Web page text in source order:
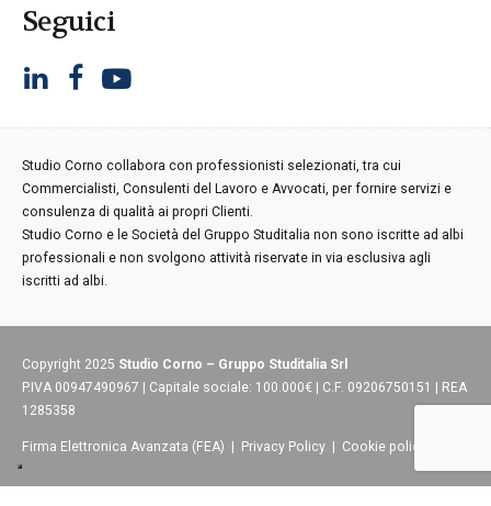
Seguici
Studio Corno collabora con professionisti selezionati, tra cui
Commercialisti, Consulenti del Lavoro e Avvocati, per fornire servizi e
consulenza di qualità ai propri Clienti.
Studio Corno e le Società del Gruppo Studitalia non sono iscritte ad albi
professionali e non svolgono attività riservate in via esclusiva agli
iscritti ad albi.
Copyright 2025 Studio Corno – Gruppo Studitalia Srl
P.IVA 00947490967 | Capitale sociale: 100.000€ | C.F. 09206750151 | REA
1285358
Firma Elettronica Avanzata (FEA) Privacy Policy Cookie policy